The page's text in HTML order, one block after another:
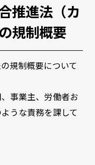
推進法（カ
規制概要
規制概要について
事業主、労働者お
うな責務を課して